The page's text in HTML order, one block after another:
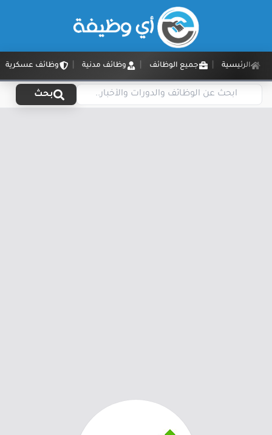
الرئيسية جميع الوظائف وظائف مدنية وظائف عسكرية
بحث